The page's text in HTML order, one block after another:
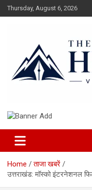
Skip
to
Thursday, August 6, 2026
The Hillpost
Home
ताजा खबरें
उत्तराखंड: मॉस्को इंटरनेशनल